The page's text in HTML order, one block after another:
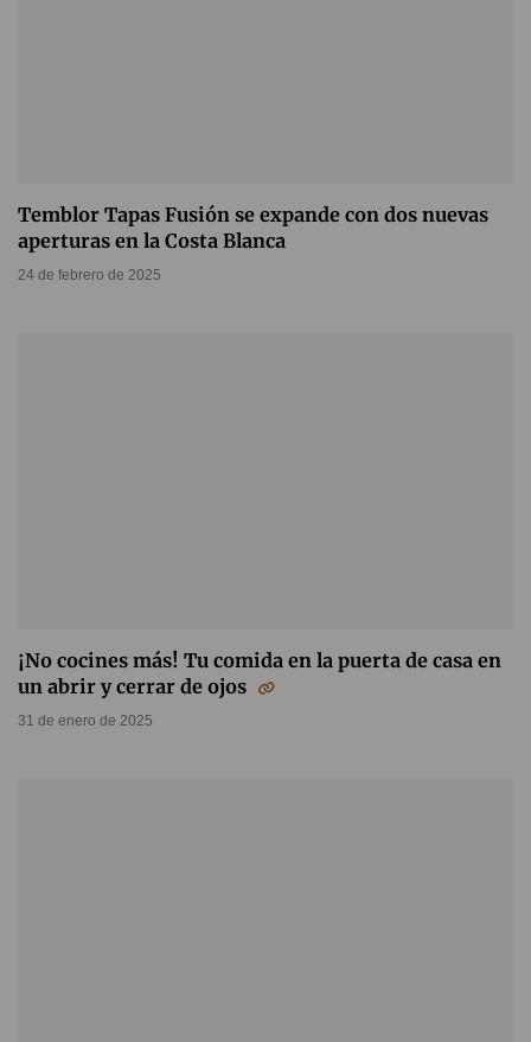
Temblor Tapas Fusión se expande con dos nuevas
aperturas en la Costa Blanca
24 de febrero de 2025
¡No cocines más! Tu comida en la puerta de casa en
un abrir y cerrar de ojos
31 de enero de 2025